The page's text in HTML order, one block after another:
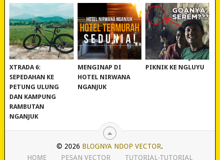
REVIEW POLYGON
XTRADA 6:
SEPEDAHAN KE
PETUNG ULUNG
DAN KAMPUNG
RAMBUTAN
NGANJUK
MURAH BANGET!
MENGINAP DI
HOTEL NIRWANA
NGANJUK
WISATA NGANJUK:
PIKNIK KE NGLUYU
© 2026 BLOGNYA NDOP VECTOR.
HOME
PESAN VECTOR TUTORIAL-TUTORIAL